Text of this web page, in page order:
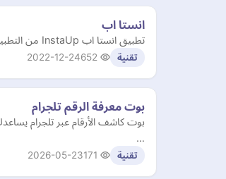
انستا اب
تطبيق انستا اب InstaUp من التطبيقات الشهيرة التي تتوفر على الإنترنت وتدعم نظام التشغيل أندرويد وتتمكن من خلاله التواصل مع أي شخص من حول العالم
تقنية 2022-12-24
بوت معرفة الرقم تلجرام
بوت كاشف الأرقام عبر تلجرام
…
تقنية 2026-05-23